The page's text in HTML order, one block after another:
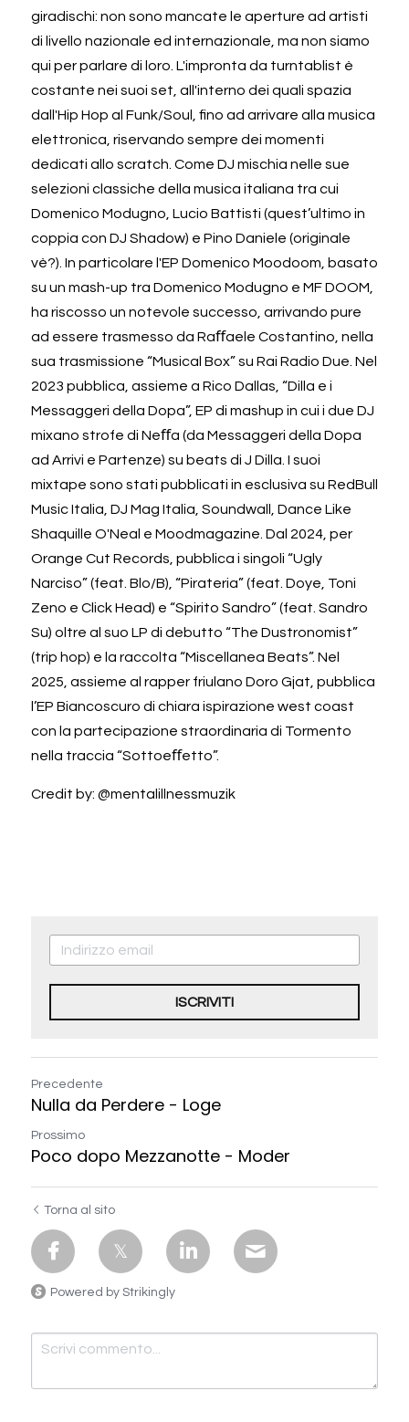
giradischi: non sono mancate le aperture ad artisti
di livello nazionale ed internazionale, ma non siamo
qui per parlare di loro. L'impronta da turntablist è
costante nei suoi set, all'interno dei quali spazia
dall'Hip Hop al Funk/Soul, fino ad arrivare alla musica
elettronica, riservando sempre dei momenti
dedicati allo scratch. Come DJ mischia nelle sue
selezioni classiche della musica italiana tra cui
Domenico Modugno, Lucio Battisti (quest’ultimo in
coppia con DJ Shadow) e Pino Daniele (originale
vè?). In particolare l'EP Domenico Moodoom, basato
su un mash-up tra Domenico Modugno e MF DOOM,
ha riscosso un notevole successo, arrivando pure
ad essere trasmesso da Raﬀaele Costantino, nella
sua trasmissione “Musical Box” su Rai Radio Due. Nel
2023 pubblica, assieme a Rico Dallas, “Dilla e i
Messaggeri della Dopa”, EP di mashup in cui i due DJ
mixano strofe di Neﬀa (da Messaggeri della Dopa
ad Arrivi e Partenze) su beats di J Dilla. I suoi
mixtape sono stati pubblicati in esclusiva su RedBull
Music Italia, DJ Mag Italia, Soundwall, Dance Like
Shaquille O'Neal e Moodmagazine. Dal 2024, per
Orange Cut Records, pubblica i singoli “Ugly
Narciso” (feat. Blo/B), “Pirateria” (feat. Doye, Toni
Zeno e Click Head) e “Spirito Sandro” (feat. Sandro
Su) oltre al suo LP di debutto “The Dustronomist”
(trip hop) e la raccolta “Miscellanea Beats”. Nel
2025, assieme al rapper friulano Doro Gjat, pubblica
l’EP Biancoscuro di chiara ispirazione west coast
con la partecipazione straordinaria di Tormento
nella traccia “Sottoeﬀetto”.
Credit by: @mentalillnessmuzik
ISCRIVITI
Precedente
Nulla da Perdere - Loge
Prossimo
Poco dopo Mezzanotte - Moder
Torna al sito
Powered by Strikingly